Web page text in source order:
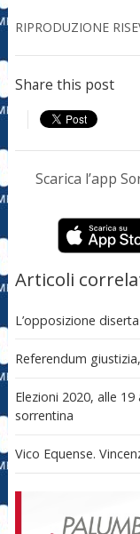
RIPRODUZIONE
Share this post
Scarica l’app
Articoli
L’opposizione
Referendum
Elezioni 2020, alle
sorrentina
Vico Equense.